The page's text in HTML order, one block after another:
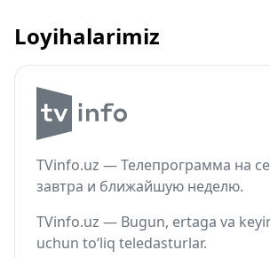
Loyihalarimiz
TVinfo.uz — Телепрограмма на
завтра и ближайшую неделю.
TVinfo.uz — Bugun, ertaga va
uchun to‘liq teledasturlar.